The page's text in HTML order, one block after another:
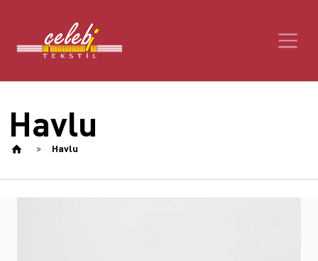
Havlu
Havlu